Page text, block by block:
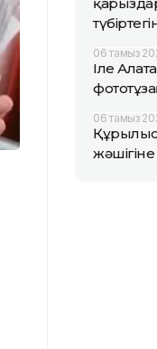
06 тамыз
Іле
06 тамыз